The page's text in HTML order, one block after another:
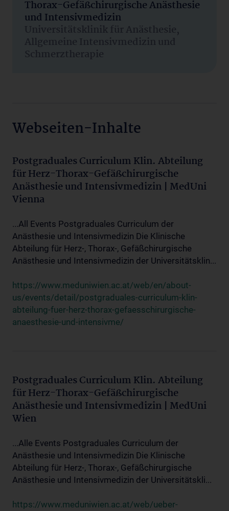
Thorax-Gefäßchirurgische Anästhesie
und Intensivmedizin
Universitätsklinik für Anästhesie,
Allgemeine Intensivmedizin und
Schmerztherapie
Webseiten-Inhalte
Postgraduales Curriculum Klin. Abteilung
für Herz-Thorax-Gefäßchirurgische
Anästhesie und Intensivmedizin | MedUni
Vienna
...All Events Postgraduales Curriculum der
Anästhesie und Intensivmedizin Die Klinische
Abteilung für Herz-, Thorax-, Gefäßchirurgische
Anästhesie und Intensivmedizin der Universitätsklin...
https://www.meduniwien.ac.at/web/en/about-
us/events/detail/postgraduales-curriculum-klin-
abteilung-fuer-herz-thorax-gefaesschirurgische-
anaesthesie-und-intensivme/
Postgraduales Curriculum Klin. Abteilung
für Herz-Thorax-Gefäßchirurgische
Anästhesie und Intensivmedizin | MedUni
Wien
...Alle Events Postgraduales Curriculum der
Anästhesie und Intensivmedizin Die Klinische
Abteilung für Herz-, Thorax-, Gefäßchirurgische
Anästhesie und Intensivmedizin der Universitätskli...
https://www.meduniwien.ac.at/web/ueber-